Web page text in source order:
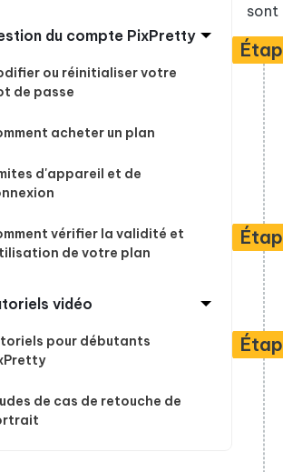
du compte PixPretty
ou réinitialiser votre
de passe
acheter un plan
d'appareil et de
vérifier la validité et
de votre plan
vidéo
pour débutants
de cas de retouche de
sont